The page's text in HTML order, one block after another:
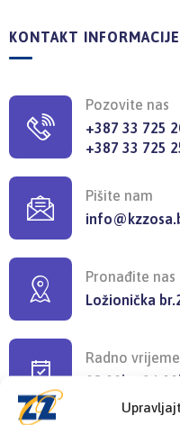
KONTAKT INFORMACIJE
Pozovite nas
+387 33 725
+387 33 725
Pišite nam
Pronađite nas
Ložionička
Radno vrijeme
08:00h - 16:00h